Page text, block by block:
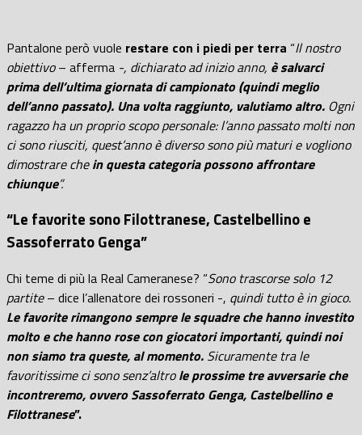
Pantalone però vuole restare con i piedi per terra “Il nostro
obiettivo– afferma -, dichiarato ad inizio anno, è salvarci
prima dell’ultima giornata di campionato (quindi meglio
dell’anno passato). Una volta raggiunto, valutiamo altro. Ogni
ragazzo ha un proprio scopo personale: l’anno passato molti non
ci sono riusciti, quest’anno è diverso sono più maturi e vogliono
dimostrare chein questa categoria possono affrontare
chiunque”.
“Le favorite sono Filottranese, Castelbellino e
Sassoferrato Genga”
Chi teme di più la Real Cameranese? “Sono trascorse solo 12
partite– dice l’allenatore dei rossoneri -, quindi tutto è in gioco.
Le favorite rimangono sempre le squadre che hanno investito
molto e che hanno rose con giocatori importanti, quindi noi
non siamo tra queste, al momento. Sicuramente tra le
favoritissime ci sono senz’altrole prossime tre avversarie che
incontreremo, ovvero Sassoferrato Genga, Castelbellino e
Filottranese”.